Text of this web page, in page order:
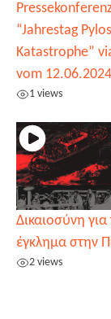
“Jahrestag Pylos
Katastrophe”
vom
1 views
Δικαιοσύνη για
έγκλημα στην
2 views